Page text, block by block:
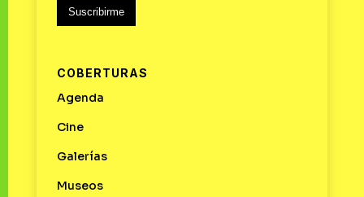
Suscribirme
COBERTURAS
Agenda
Cine
Galerías
Museos